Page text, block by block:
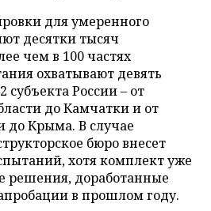
для умеренного
десятки тысяч
чем в 100 частях
охватывают девять
субъекта России – от
до Камчатки и от
до Крыма. В случае
бюро внесет
хотя комплект уже
решения, доработанные
в прошлом году.